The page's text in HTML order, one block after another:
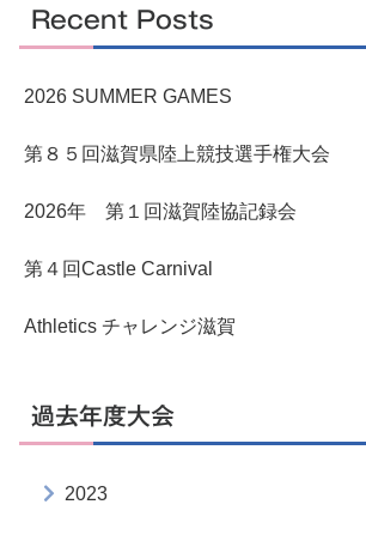
Recent Posts
2026 SUMMER GAMES
第８５回滋賀県陸上競技選手権大会
2026年 第１回滋賀陸協記録会
第４回Castle Carnival
Athletics チャレンジ滋賀
過去年度大会
2023